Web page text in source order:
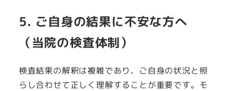
5. ご自身の結果に不安な方へ
（当院の検査体制）
検査結果の解釈は複雑であり、ご自身の状況と照
らし合わせて正しく理解することが重要です。モ